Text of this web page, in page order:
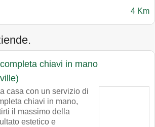
4 Km
chiavi in mano
casa con un servizio di
chiavi in mano,
il massimo della
estetico e